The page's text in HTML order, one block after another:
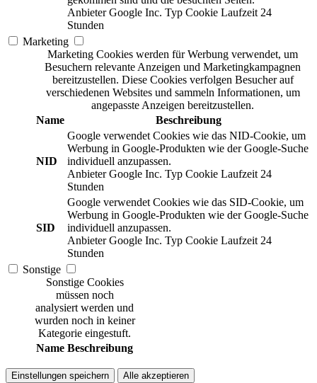
Anbieter Google Inc. Typ Cookie Laufzeit 24
Stunden
Marketing
Marketing Cookies werden für Werbung verwendet, um
Besuchern relevante Anzeigen und Marketingkampagnen
bereitzustellen. Diese Cookies verfolgen Besucher auf
verschiedenen Websites und sammeln Informationen, um
angepasste Anzeigen bereitzustellen.
Name
Beschreibung
NID
Google verwendet Cookies wie das NID-Cookie, um
Werbung in Google-Produkten wie der Google-Suche
individuell anzupassen.
Anbieter Google Inc. Typ Cookie Laufzeit 24
Stunden
SID
Google verwendet Cookies wie das SID-Cookie, um
Werbung in Google-Produkten wie der Google-Suche
individuell anzupassen.
Anbieter Google Inc. Typ Cookie Laufzeit 24
Stunden
Sonstige
Sonstige Cookies
müssen noch
analysiert werden und
wurden noch in keiner
Kategorie eingestuft.
Name Beschreibung
Einstellungen speichern Alle akzeptieren